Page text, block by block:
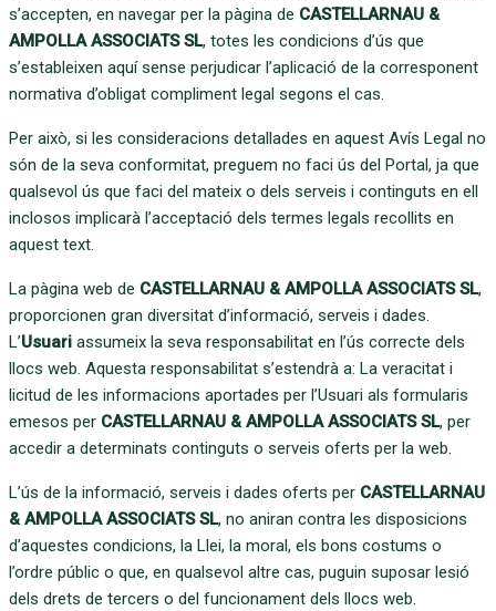
s’accepten, en navegar per la pàgina de CASTELLARNAU &
AMPOLLA ASSOCIATS SL, totes les condicions d’ús que
s’estableixen aquí sense perjudicar l’aplicació de la corresponent
normativa d’obligat compliment legal segons el cas.
Per això, si les consideracions detallades en aquest Avís Legal no
són de la seva conformitat, preguem no faci ús del Portal, ja que
qualsevol ús que faci del mateix o dels serveis i continguts en ell
inclosos implicarà l’acceptació dels termes legals recollits en
aquest text.
La pàgina web de CASTELLARNAU & AMPOLLA ASSOCIATS SL,
proporcionen gran diversitat d’informació, serveis i dades.
L’Usuari assumeix la seva responsabilitat en l’ús correcte dels
llocs web. Aquesta responsabilitat s’estendrà a: La veracitat i
licitud de les informacions aportades per l’Usuari als formularis
emesos per CASTELLARNAU & AMPOLLA ASSOCIATS SL, per
accedir a determinats continguts o serveis oferts per la web.
L’ús de la informació, serveis i dades oferts per CASTELLARNAU
& AMPOLLA ASSOCIATS SL, no aniran contra les disposicions
d’aquestes condicions, la Llei, la moral, els bons costums o
l’ordre públic o que, en qualsevol altre cas, puguin suposar lesió
dels drets de tercers o del funcionament dels llocs web.